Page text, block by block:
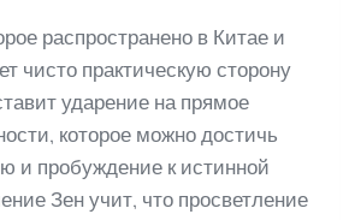
распространено в Китае и
чисто практическую сторону
ударение на прямое
которое можно достичь
и пробуждение к истинной
Зен учит, что просветление